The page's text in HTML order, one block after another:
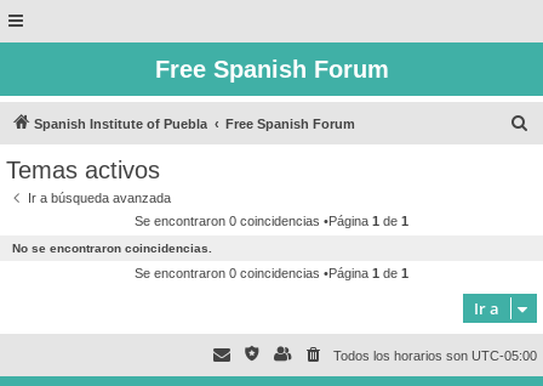
Free Spanish Forum
Spanish Institute of Puebla Free Spanish Forum
Temas activos
Ir a búsqueda avanzada
Se encontraron 0 coincidencias •Página 1 de 1
No se encontraron coincidencias.
Se encontraron 0 coincidencias •Página 1 de 1
Ir a
Todos los horarios son UTC-05:00